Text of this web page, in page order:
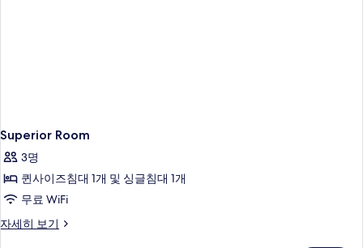
Superior Room
3명
퀸사이즈침대 1개 및 싱글침대 1개
무료 WiFi
자세히 보기
Superior